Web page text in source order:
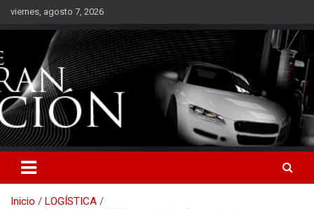
Saltarviernes, agosto 7, 2026
Inicio
LOGÍSTICA